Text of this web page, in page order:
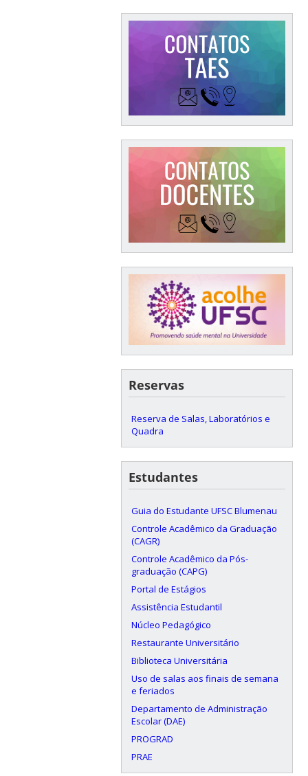
Reservas
Reserva de Salas, Laboratórios e
Quadra
Estudantes
Guia do Estudante UFSC Blumenau
Controle Acadêmico da Graduação
(CAGR)
Controle Acadêmico da Pós-
graduação (CAPG)
Portal de Estágios
Assistência Estudantil
Núcleo Pedagógico
Restaurante Universitário
Biblioteca Universitária
Uso de salas aos finais de semana
e feriados
Departamento de Administração
Escolar (DAE)
PROGRAD
PRAE